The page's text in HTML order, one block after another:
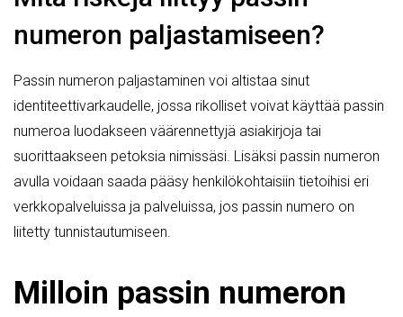
numeron paljastamiseen?
Passin numeron paljastaminen voi altistaa sinut
identiteettivarkaudelle, jossa rikolliset voivat käyttää passin
numeroa luodakseen väärennettyjä asiakirjoja tai
suorittaakseen petoksia nimissäsi. Lisäksi passin numeron
avulla voidaan saada pääsy henkilökohtaisiin tietoihisi eri
verkkopalveluissa ja palveluissa, jos passin numero on
liitetty tunnistautumiseen.
Milloin passin numeron